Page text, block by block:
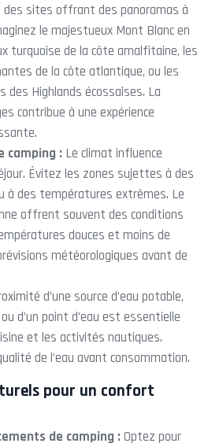
des sites offrant des panoramas à
le majestueux Mont Blanc en
turquoise de la côte amalfitaine, les
de la côte atlantique, ou les
des Highlands écossaises. La
contribue à une expérience
camping : Le climat influence
Évitez les zones sujettes à des
à des températures extrêmes. Le
offrent souvent des conditions
douces et moins de
météorologiques avant de
d’une source d’eau potable,
ou d’un point d’eau est essentielle
et les activités nautiques.
de l’eau avant consommation.
pour un confort
de camping : Optez pour